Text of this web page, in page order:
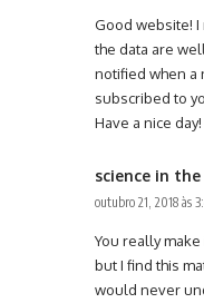
Good website! I
the data are
notified when a
subscribed to
Have a nice day!
science in
outubro 21, 2018 às
You really
but I find this
would never